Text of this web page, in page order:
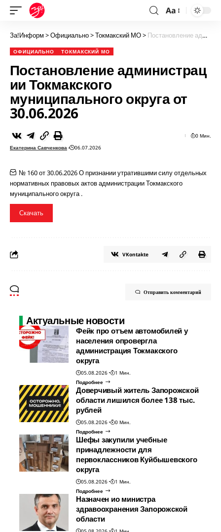
Aa
За!Информ >Официально>Токмакский МО> Постановление администрации Токмакского муниципального округа от 30.06.2026
ОФИЦИАЛЬНО ТОКМАКСКИЙ МО
Постановление администрац
ии Токмакского
муниципального округа от
30.06.2026
Екатерина Савченкова 06.07.2026
0 Мин.
№ 160 от 30.06.2026 О признании утратившими силу отдельных
нормативных правовых актов администрации Токмакского
муниципального округа .
Скачать
VKontakte
Отправить комментарий
Актуальные новости
Фейк про отъем автомобилей у
населения опровергла
администрация Токмакского
округа
05.08.2026
1 Мин.
Подробнее
Доверчивый житель Запорожской
области лишился более 138 тыс.
рублей
05.08.2026
0 Мин.
Подробнее
Шефы закупили учебные
принадлежности для
первоклассников Куйбышевского
округа
05.08.2026
1 Мин.
Подробнее
Назначен ио министра
здравоохранения Запорожской
области